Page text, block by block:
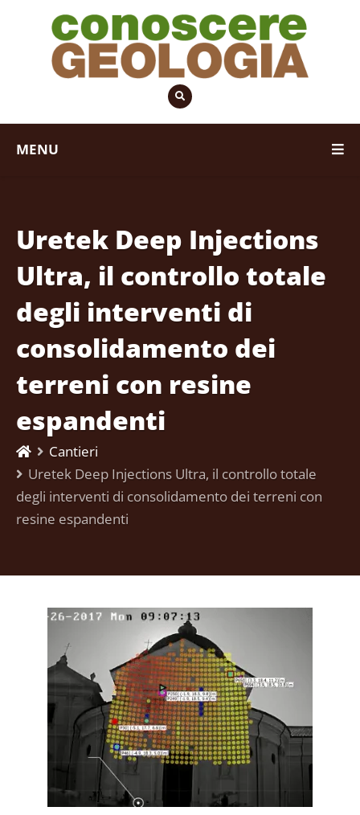
MENU
Uretek Deep Injections
Ultra, il controllo totale
degli interventi di
consolidamento dei
terreni con resine
espandenti
Cantieri
Uretek Deep Injections Ultra, il controllo totale
degli interventi di consolidamento dei terreni con
resine espandenti